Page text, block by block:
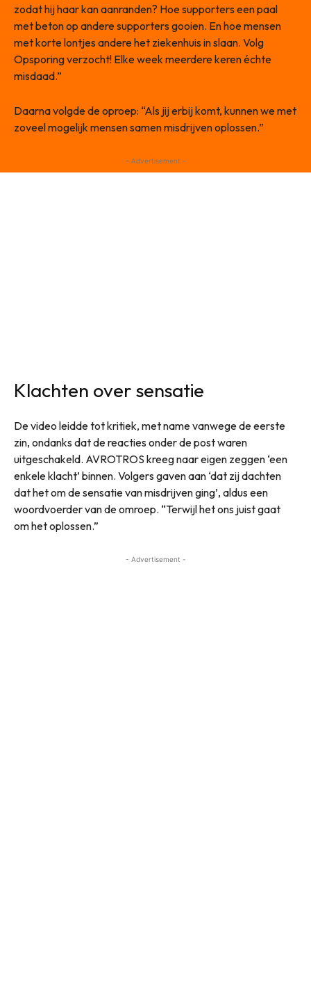
zodat hij haar kan aanranden? Hoe supporters een paal
met beton op andere supporters gooien. En hoe mensen
met korte lontjes andere het ziekenhuis in slaan. Volg
Opsporing verzocht! Elke week meerdere keren échte
misdaad.”
Daarna volgde de oproep: “Als jij erbij komt, kunnen we met
zoveel mogelijk mensen samen misdrijven oplossen.”
- Advertisement -
Klachten over sensatie
De video leidde tot kritiek, met name vanwege de eerste
zin, ondanks dat de reacties onder de post waren
uitgeschakeld. AVROTROS kreeg naar eigen zeggen ‘een
enkele klacht’ binnen. Volgers gaven aan ‘dat zij dachten
dat het om de sensatie van misdrijven ging’, aldus een
woordvoerder van de omroep. “Terwijl het ons juist gaat
om het oplossen.”
- Advertisement -